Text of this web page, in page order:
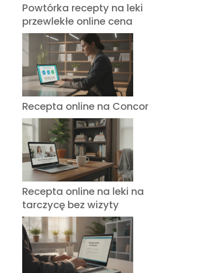
Powtórka recepty na leki
przewlekłe online cena
Recepta online na Concor
Recepta online na leki na
tarczycę bez wizyty